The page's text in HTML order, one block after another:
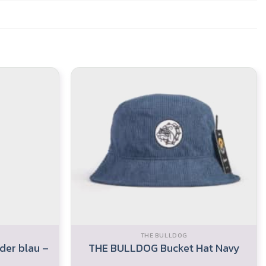
blau –
THE BULLDOG
THE BULLDOG Bucket Hat Navy